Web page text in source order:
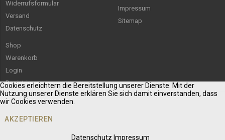
Widerrufsformular
Versand
Datenschutz
Impressum
Sitemap
Shop
Warenkorb
Login
Registrieren
Cookies erleichtern die Bereitstellung unserer Dienste. Mit der
Nutzung unserer Dienste erklären Sie sich damit einverstanden, dass
wir Cookies verwenden.
AKZEPTIEREN
Datenschutz Impressum